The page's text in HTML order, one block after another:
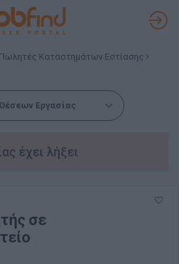
Πωλητές Καταστημάτων Εστίασης
Εργασίας
έχει λήξει
σε